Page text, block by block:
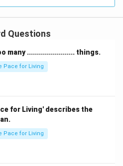
Questions
many ........................ things.
Pace for Living
for Living' describes the
Pace for Living